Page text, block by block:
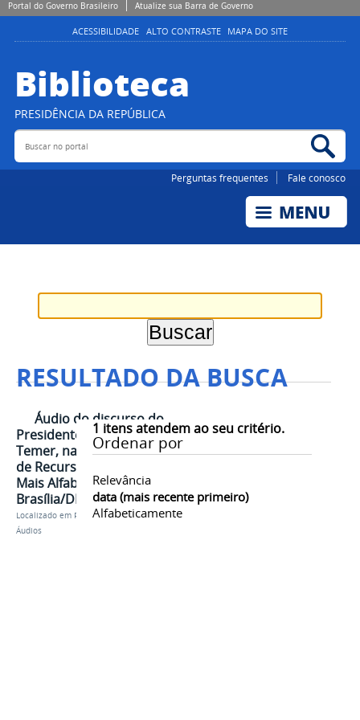
Portal do Governo Brasileiro Atualize sua Barra de Governo
ACESSIBILIDADE ALTO CONTRASTE MAPA DO SITE
Biblioteca
PRESIDÊNCIA DA REPÚBLICA
Buscar no portal
Perguntas frequentes Fale conosco
RESULTADO DA BUSCA
1 itens atendem ao seu critério.
Ordenar por
Relevância
data (mais recente primeiro)
Alfabeticamente
Áudio do discurso do
Presidente da República, Michel
Temer, na Cerimônia de Liberação
de Recursos para o Programa
Mais Alfabetização - (06min40s) -
Brasília/DF
Localizado em Presidência /…/Michel Temer
Áudios